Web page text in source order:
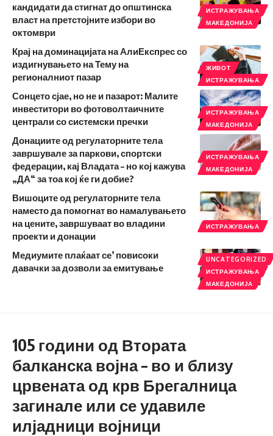
ИСТРАЖУВАЊА
МАКЕДОНИЈА
кандидати да стигнат до општинска
власт на претстојните избори во
октомври
ЖИВОТ
ИСТРАЖУВАЊА
Крај на доминацијата на АлиЕкспрес со
издигнувањето на Тему на
регионалниот пазар
ИСТРАЖУВАЊА
МАКЕДОНИЈА
Сонцето сјае, но не и пазарот: Малите
инвеститори во фотоволтаичните
централи со системски пречки
ИСТРАЖУВАЊА
МАКЕДОНИЈА
Донациите од регулаторните тела
завршувале за паркови, спортски
федерации, кај Владата – но кој кажува
„ДА“ за тоа кој ќе ги добие?
ИСТРАЖУВАЊА
Вишоците од регулаторните тела
наместо да помогнат во намалувањето
на цените, завршуваат во владини
проекти и донации
UNCATEGORIZED
ИСТРАЖУВАЊА
МАКЕДОНИЈА
Медиумите плаќаат се’ повисоки
давачки за дозволи за емитување
105 години од Втората
балканска војна – во и близу
црвената од крв Брегалница
загинале или се удавиле
илјадници војници